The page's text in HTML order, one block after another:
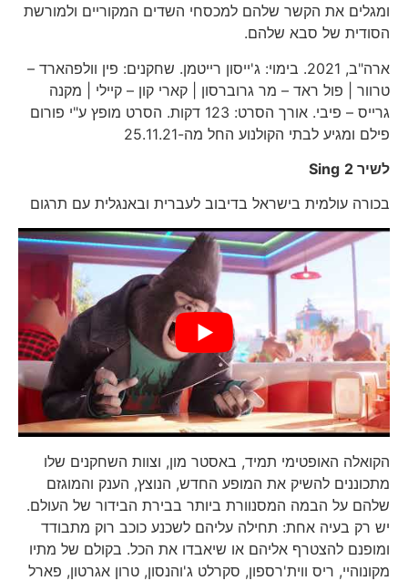
ומגלים את הקשר שלהם למכסחי השדים המקוריים ולמורשת
הסודית של סבא שלהם.
ארה"ב, 2021. בימוי: ג'ייסון רייטמן. שחקנים: פין וולפהארד –
טרוור | פול ראד – מר גרוברסון | קארי קון – קיילי | מקנה
גרייס – פיבי. אורך הסרט: 123 דקות. הסרט מופץ ע"י פורום
פילם ומגיע לבתי הקולנוע החל מה-25.11.21
לשיר 2
Sing
בכורה עולמית בישראל בדיבוב לעברית ובאנגלית עם תרגום
הקואלה האופטימי תמיד, באסטר מון, וצוות השחקנים שלו
מתכוננים להשיק את המופע החדש, הנוצץ, הענק והמוגזם
שלהם על הבמה המסנוורת ביותר בבירת הבידור של העולם.
יש רק בעיה אחת: תחילה עליהם לשכנע כוכב רוק מתבודד
ומופנם להצטרף אליהם או שיאבדו את הכל. בקולם של מתיו
מקונוהיי, ריס ווית'רספון, סקרלט ג'והנסון, טרון אגרטון, פארל